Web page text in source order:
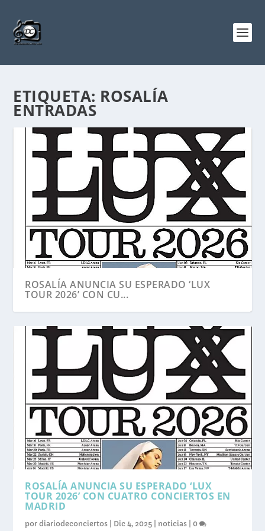
ETIQUETA: ROSALÍA
ENTRADAS
ROSALÍA ANUNCIA SU ESPERADO ‘LUX
TOUR 2026’ CON CU...
ROSALÍA ANUNCIA SU ESPERADO ‘LUX
TOUR 2026’ CON CUATRO CONCIERTOS EN
MADRID
pordiariodeconciertos Dic 4, 2025 noticias |0